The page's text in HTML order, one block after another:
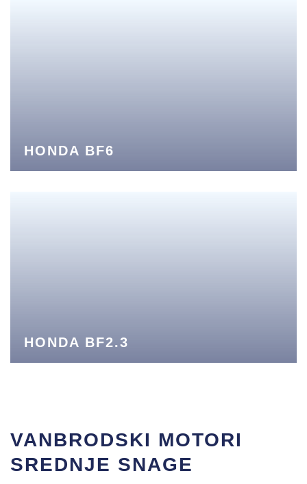
HONDA BF6
HONDA BF2.3
VANBRODSKI MOTORI
SREDNJE SNAGE